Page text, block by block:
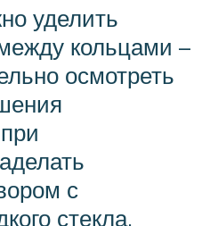
уделить
кольцами –
осмотреть
с
стекла.